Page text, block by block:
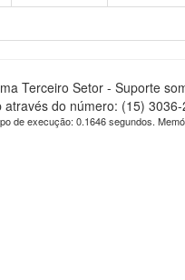
Terceiro Setor - Suporte
através do número: (15) 3036-
de execução: 0.1646 segundos.